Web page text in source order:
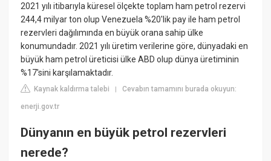
2021 yılı itibarıyla küresel ölçekte toplam ham petrol rezervi
244,4 milyar ton olup Venezuela %20'lik pay ile ham petrol
rezervleri dağılımında en büyük orana sahip ülke
konumundadır. 2021 yılı üretim verilerine göre, dünyadaki en
büyük ham petrol üreticisi ülke ABD olup dünya üretiminin
%17'sini karşılamaktadır.
Kaynak kaldırma talebi |Cevabın tamamını burada okuyun:
enerji.gov.tr
Dünyanın en büyük petrol rezervleri
nerede?